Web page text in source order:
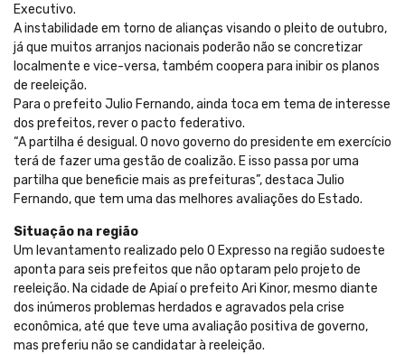
Executivo.
A instabilidade em torno de alianças visando o pleito de outubro,
já que muitos arranjos nacionais poderão não se concretizar
localmente e vice-versa, também coopera para inibir os planos
de reeleição.
Para o prefeito Julio Fernando, ainda toca em tema de interesse
dos prefeitos, rever o pacto federativo.
“A partilha é desigual. O novo governo do presidente em exercício
terá de fazer uma gestão de coalizão. E isso passa por uma
partilha que beneficie mais as prefeituras”, destaca Julio
Fernando, que tem uma das melhores avaliações do Estado.
Situação na região
Um levantamento realizado pelo O Expresso na região sudoeste
aponta para seis prefeitos que não optaram pelo projeto de
reeleição. Na cidade de Apiaí o prefeito Ari Kinor, mesmo diante
dos inúmeros problemas herdados e agravados pela crise
econômica, até que teve uma avaliação positiva de governo,
mas preferiu não se candidatar à reeleição.